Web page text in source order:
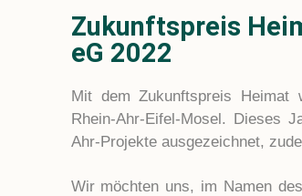
Zukunftspreis
eG 2022
Mit dem Zukunftspreis Heimat
Rhein-Ahr-Eifel-Mosel. Dieses
Ahr-Projekte ausgezeichnet,
Wir möchten uns, im Namen